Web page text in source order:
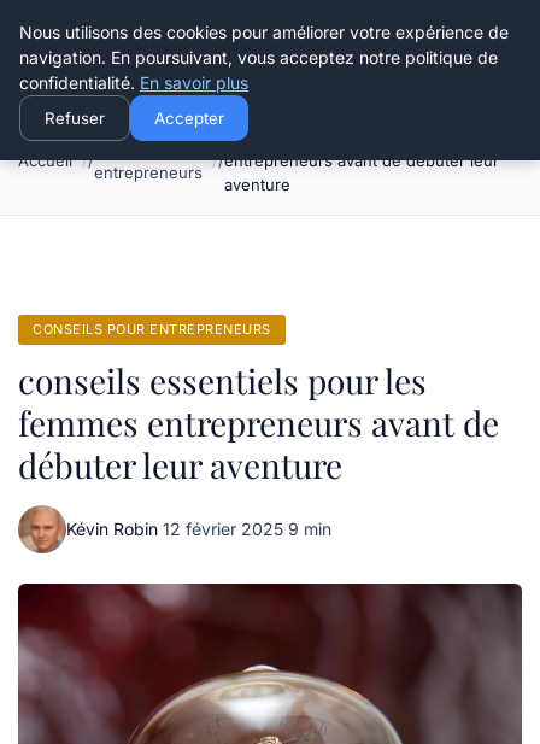
Henry Panky
Accueil
entrepreneurs
conseils essentiels pour les femmes
entrepreneurs avant de débuter leur
aventure
CONSEILS POUR ENTREPRENEURS
conseils essentiels pour les
femmes entrepreneurs avant de
débuter leur aventure
Kévin Robin·12 février 2025·9 min
Nous utilisons des cookies pour améliorer votre expérience de
navigation. En poursuivant, vous acceptez notre politique de
confidentialité. En savoir plus
Refuser Accepter